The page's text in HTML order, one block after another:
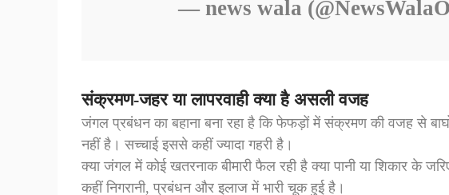
— news wala
संक्रमण-जहर या लापरवाही क्या है असली वजह
जंगल प्रबंधन का बहाना बना रहा है कि फेफड़ों में संक्रमण की वजह से
नहीं है। सच्चाई इससे कहीं ज्यादा गहरी है।
क्या जंगल में कोई खतरनाक बीमारी फैल रही है क्या पानी या शिकार के
कहीं निगरानी, प्रबंधन और इलाज में भारी चूक हुई है।